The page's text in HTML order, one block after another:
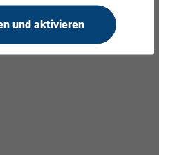
und aktivieren